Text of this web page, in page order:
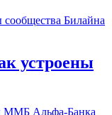
устроены